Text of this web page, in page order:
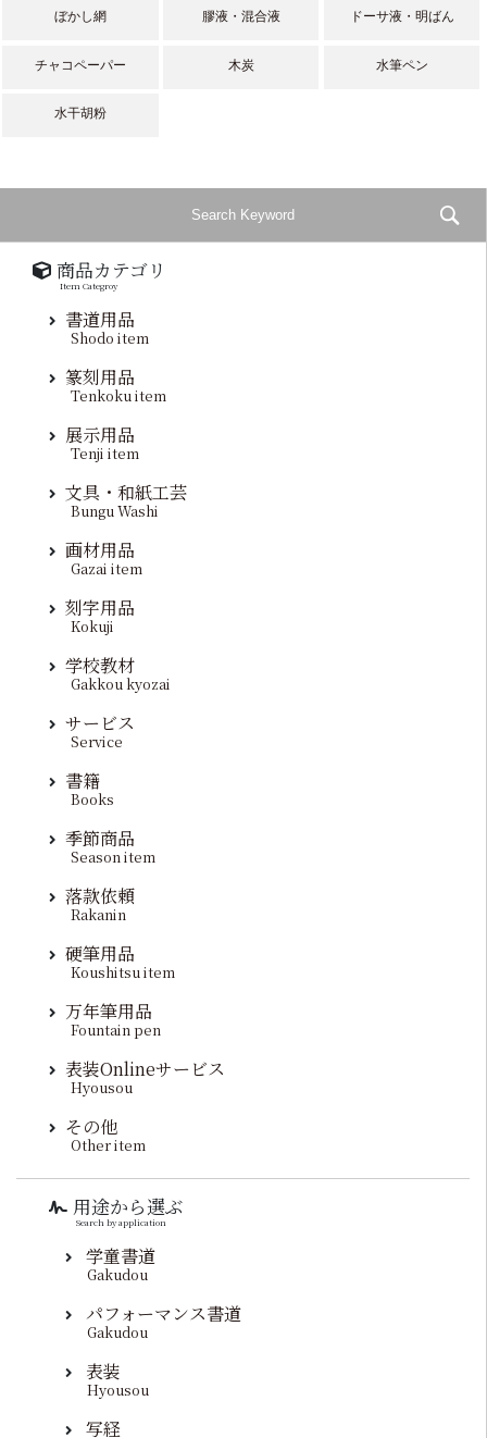
ぼかし網 膠液・混合液 ドーサ液・明ばん
チャコペーパー 木炭 水筆ペン
水干胡粉
商品カテゴリ
Item Categroy
書道用品
Shodo item
篆刻用品
Tenkoku item
展示用品
Tenji item
文具・和紙工芸
Bungu Washi
画材用品
Gazai item
刻字用品
Kokuji
学校教材
Gakkou kyozai
サービス
Service
書籍
Books
季節商品
Season item
落款依頼
Rakanin
硬筆用品
Koushitsu item
万年筆用品
Fountain pen
表装Onlineサービス
Hyousou
その他
Other item
用途から選ぶ
Search by application
学童書道
Gakudou
パフォーマンス書道
Gakudou
表装
Hyousou
写経